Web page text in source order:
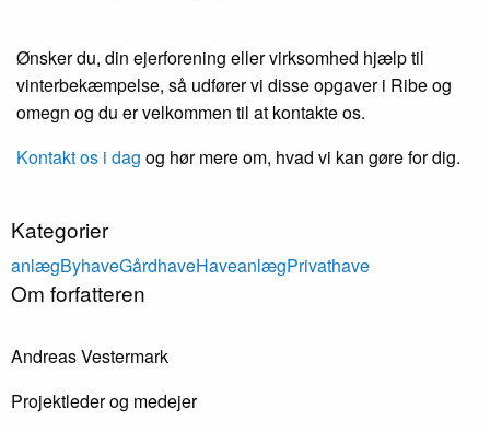
Ønsker du, din ejerforening eller virksomhed hjælp til
vinterbekæmpelse, så udfører vi disse opgaver i Ribe og
omegn og du er velkommen til at kontakte os.
Kontakt os i dag og hør mere om, hvad vi kan gøre for dig.
Kategorier
anlægByhaveGårdhaveHaveanlægPrivathave
Om forfatteren
Andreas Vestermark
Projektleder og medejer